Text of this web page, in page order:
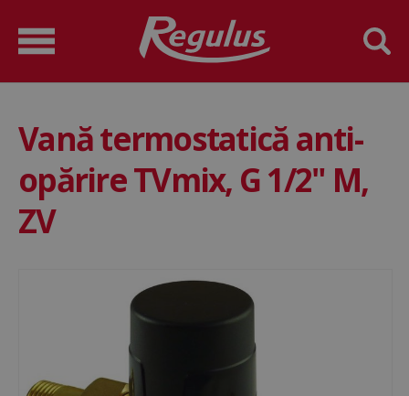
Vană termostatică anti-
opărire TVmix, G 1/2" M,
ZV